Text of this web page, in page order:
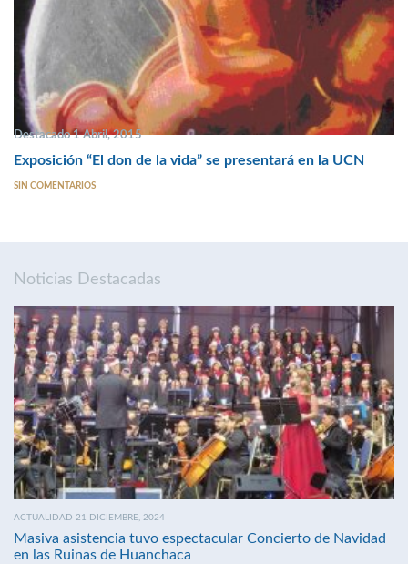
Destacado 1 Abril, 2015
Exposición “El don de la vida” se presentará en la UCN
SIN COMENTARIOS
Noticias Destacadas
ACTUALIDAD 21 DICIEMBRE, 2024
Masiva asistencia tuvo espectacular Concierto de Navidad
en las Ruinas de Huanchaca